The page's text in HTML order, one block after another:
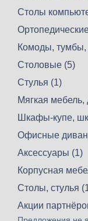
Столы
Комоды, тумбы,
Столовые (5)
Стулья (1)
Мягкая
Шкафы-купе,
Офисные
Аксессуары (1)
Корпусная
Столы, стулья
Акции